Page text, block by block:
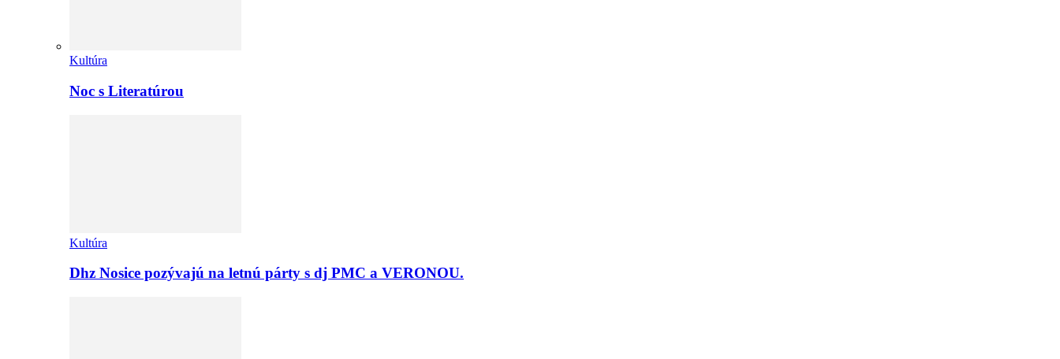
Kultúra
Noc s Literatúrou
Kultúra
Dhz Nosice pozývajú na letnú párty s dj PMC a VERONOU.